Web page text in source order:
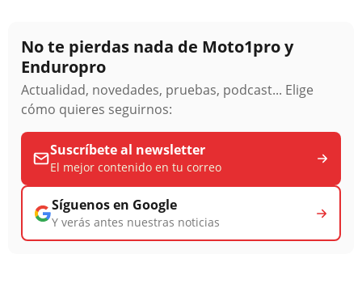
No te pierdas nada de Moto1pro y
Enduropro
Actualidad, novedades, pruebas, podcast... Elige
cómo quieres seguirnos:
Suscríbete al newsletter
El mejor contenido en tu correo
Síguenos en Google
Y verás antes nuestras noticias